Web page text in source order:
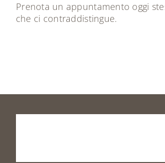
Prenota un appuntamento oggi
che ci contraddistingue.